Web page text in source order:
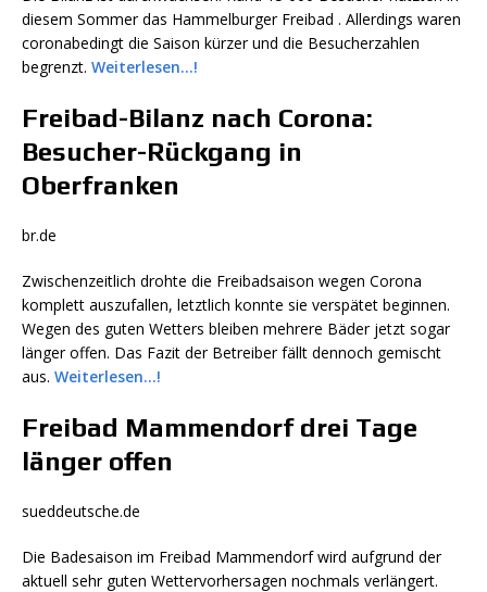
diesem Sommer das Hammelburger Freibad . Allerdings waren
coronabedingt die Saison kürzer und die Besucherzahlen
begrenzt. Weiterlesen…!
Freibad-Bilanz nach Corona:
Besucher-Rückgang in
Oberfranken
br.de
Zwischenzeitlich drohte die Freibadsaison wegen Corona
komplett auszufallen, letztlich konnte sie verspätet beginnen.
Wegen des guten Wetters bleiben mehrere Bäder jetzt sogar
länger offen. Das Fazit der Betreiber fällt dennoch gemischt
aus. Weiterlesen…!
Freibad Mammendorf drei Tage
länger offen
sueddeutsche.de
Die Badesaison im Freibad Mammendorf wird aufgrund der
aktuell sehr guten Wettervorhersagen nochmals verlängert.